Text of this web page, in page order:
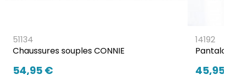
51134
Chaussures souples CONNIE
54,95 €
14192
45,95